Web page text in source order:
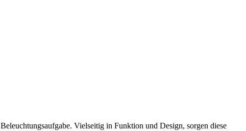
Vielseitig in Funktion und Design, sorgen diese